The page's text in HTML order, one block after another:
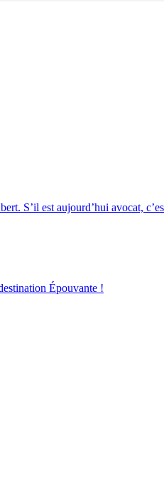
S’il est aujourd’hui avocat,
Épouvante !